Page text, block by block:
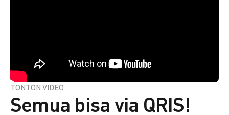
TONTON VIDEO
Semua bisa via QRIS!